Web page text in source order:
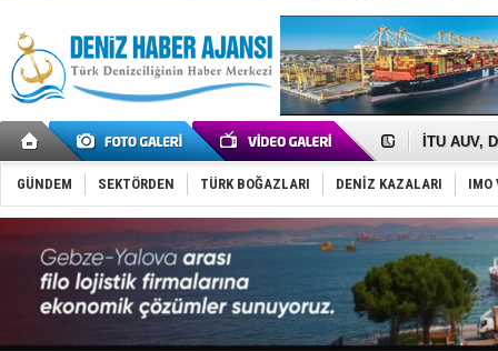
Anadolu
Derince,
İTU AUV,
LNG
PROYAD,
Türkiye-
Türk
Deniz
DÖDER,
Fairline,
Baltık
Runit
Limana
GÜNDEM SEKTÖRDEN TÜRK BOĞAZLARI DENİZ KAZALARI IMO